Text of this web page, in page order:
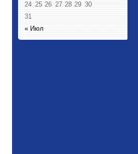
« Июл
24 25 26 27 28 29 30
31